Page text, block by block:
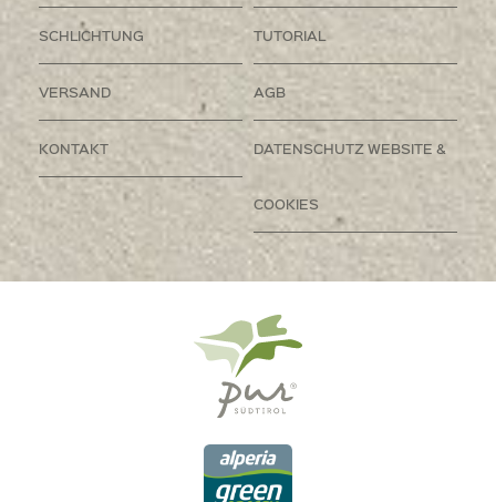
SCHLICHTUNG TUTORIAL
VERSAND AGB
KONTAKT DATENSCHUTZ WEBSITE &
COOKIES